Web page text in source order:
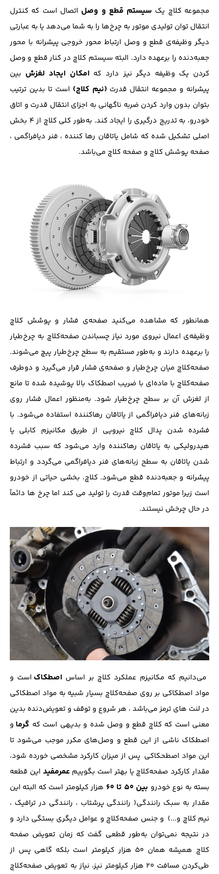
مجموعه کلاچ یک سیستم قطع و وصل اتصال است که کنترل
انتقال توان تولیدی موتور به چرخ‌ها را به شما می‌دهد یا به عبارتی
دیگر وظیفه‌ی قطع و وصل ارتباط محور خروجی پیشرانه با محور
جعبه‌دنده را برعهده دارد. البته سیستم کلاچ در کنار قطع و وصل
کردن یک وظیفه دیگر نیز دارد کهامکان ایجاد لغزش بین
پیشرانه و مجموعه انتقال قدرت (نیم کلاچ) است تا بدین ترتیب
بتوان بدون وارد کردن ضربه ناگهانی به اجزای انتقال قدرت و اتاق
خودرو، به تدریج درگیری را ایجاد کند. به‌طور کلی کلاچ از 4 بخش
اصلی تشکیل شده که شامل یاتاقان رها کننده ، فنر دیافراگمی ،
صفحه پوشش کلاچ و صفحه کلاچ می‌باشد.
همانطور که مشاهده می‌کنید صفحه‌ی فشار و پوشش کلاچ
وظیفه‌ی اعمال نیروی مورد نیاز چسباندن صفحه‌کلاچ به چرخ‌طیار
را برعهده دارند و به‌طور مستقیم به سطح چرخ‌طیار پیچ می‌شوند.
صفحه‌کلاچ میان چرخ‌طیار و صفحه‌ی فشار قرار می‌گیرد و دوطرف
صفحه‌کلاچ با ماده‌ای با ضریب اصطکاک بالا پوشیده شده تا مانع
از لغزش آن بر سطح چرخ‌طیار شود. به‌منظور اعمال فشار روی
زبانه‌های فنر دیافراگمی از یاتاقان رها‌کننده استفاده می‌شود. با
فشرده شدن پدال کلاچ نیرویی از طریق مکانیزم کابلی یا
هیدرولیکی به یاتاقان رهاکننده وارد می‌شود که سبب فشرده
شدن یاتاقان به سطح زبانه‌های فنر دیافراگمی می‌گردد و ارتباط
پیشرانه و جعبه‌دنده قطع می‌شود. کلاچ، بخشی حیاتی از خودرو
است زیرا موتور تمام‌وقت قدرت را تولید می کند اما چرخ ها دائماً
در حال چرخش نیستند.
می‌دانیم که مکانیزم عملکرد کلاچ بر اساس اصطکاک است و
مواد اصطکاکی بر روی صفحه‌کلاچ بسیار شبیه به مواد اصطکاکی
در لنت های ترمز می‌باشد ، هر شروع و توقف و تعویض‌دنده بدین
معنی است که کلاچ قطع و وصل شده و بدیهی است که گرما و
اصطکاک ناشی از این قطع و وصل‌های مکرر موجب می‌شود تا
این مواد اصطحکاکی پس از میزان کارکرد مشخصی خورده شود،
مقدار کارکرد صفحه‌کلاچ یا بهتر است بگوییمعمر‌مفید این قطعه
بسته به نوع خودرو بین ۵۰ تا ۶۰
هزار کیلومتر است که البته این
مقدار به سبک رانندگی( رانندگی پرشتاب ، رانندگی در ترافیک ،
نیم کلاچ و...) و جنس صفحه‌کلاچ و عوامل دیگری بستگی دارد و
در نتیجه نمی‌توان به‌طور قطعی گفت که زمان تعویض صفحه
کلاچ همیشه همان ۵۰ هزار کیلومتر است بلکه گاهی پس از
طی‌کردن مسافت ۲۰ هزار کیلومتر نیز، نیاز به تعویض صفحه‌کلاچ